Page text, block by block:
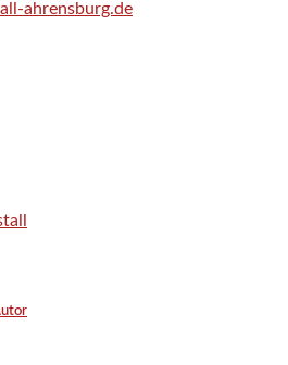
ahrensburg.de